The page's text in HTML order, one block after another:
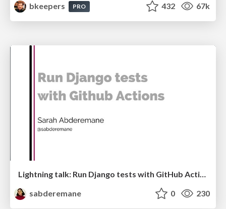
bkeepers
PRO 432 67k
Lightning talk: Run Django tests with GitHub Actions
sabderemane
0 230